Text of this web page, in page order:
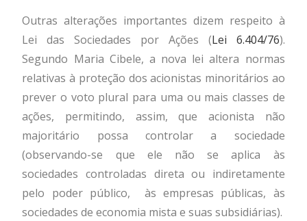
Outras alterações importantes dizem respeito à
Lei das Sociedades por Ações (Lei 6.404/76).
Segundo Maria Cibele, a nova lei altera normas
relativas à proteção dos acionistas minoritários ao
prever o voto plural para uma ou mais classes de
ações, permitindo, assim, que acionista não
majoritário possa controlar a sociedade
(observando-se que ele não se aplica às
sociedades controladas direta ou indiretamente
pelo poder público, às empresas públicas, às
sociedades de economia mista e suas subsidiárias).